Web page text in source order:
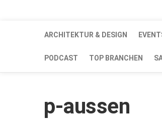
ARCHITEKTUR & DESIGN
PODCAST TOP BRANCHEN
p-aussen